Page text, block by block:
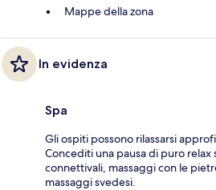
Mappe della zona
In evidenza
Spa
Gli ospiti possono rilassarsi
Concediti una pausa di puro
connettivali, massaggi con le
massaggi svedesi.